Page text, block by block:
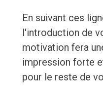
En suivant ces
l'introduction de
motivation fera
impression forte
pour le reste de